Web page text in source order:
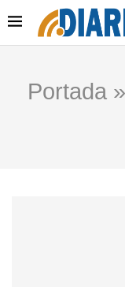
Portada»